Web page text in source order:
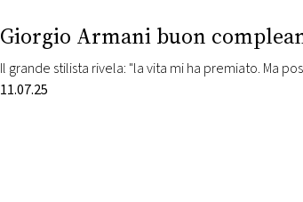
Giorgio Armani buon
Il
11.07.25